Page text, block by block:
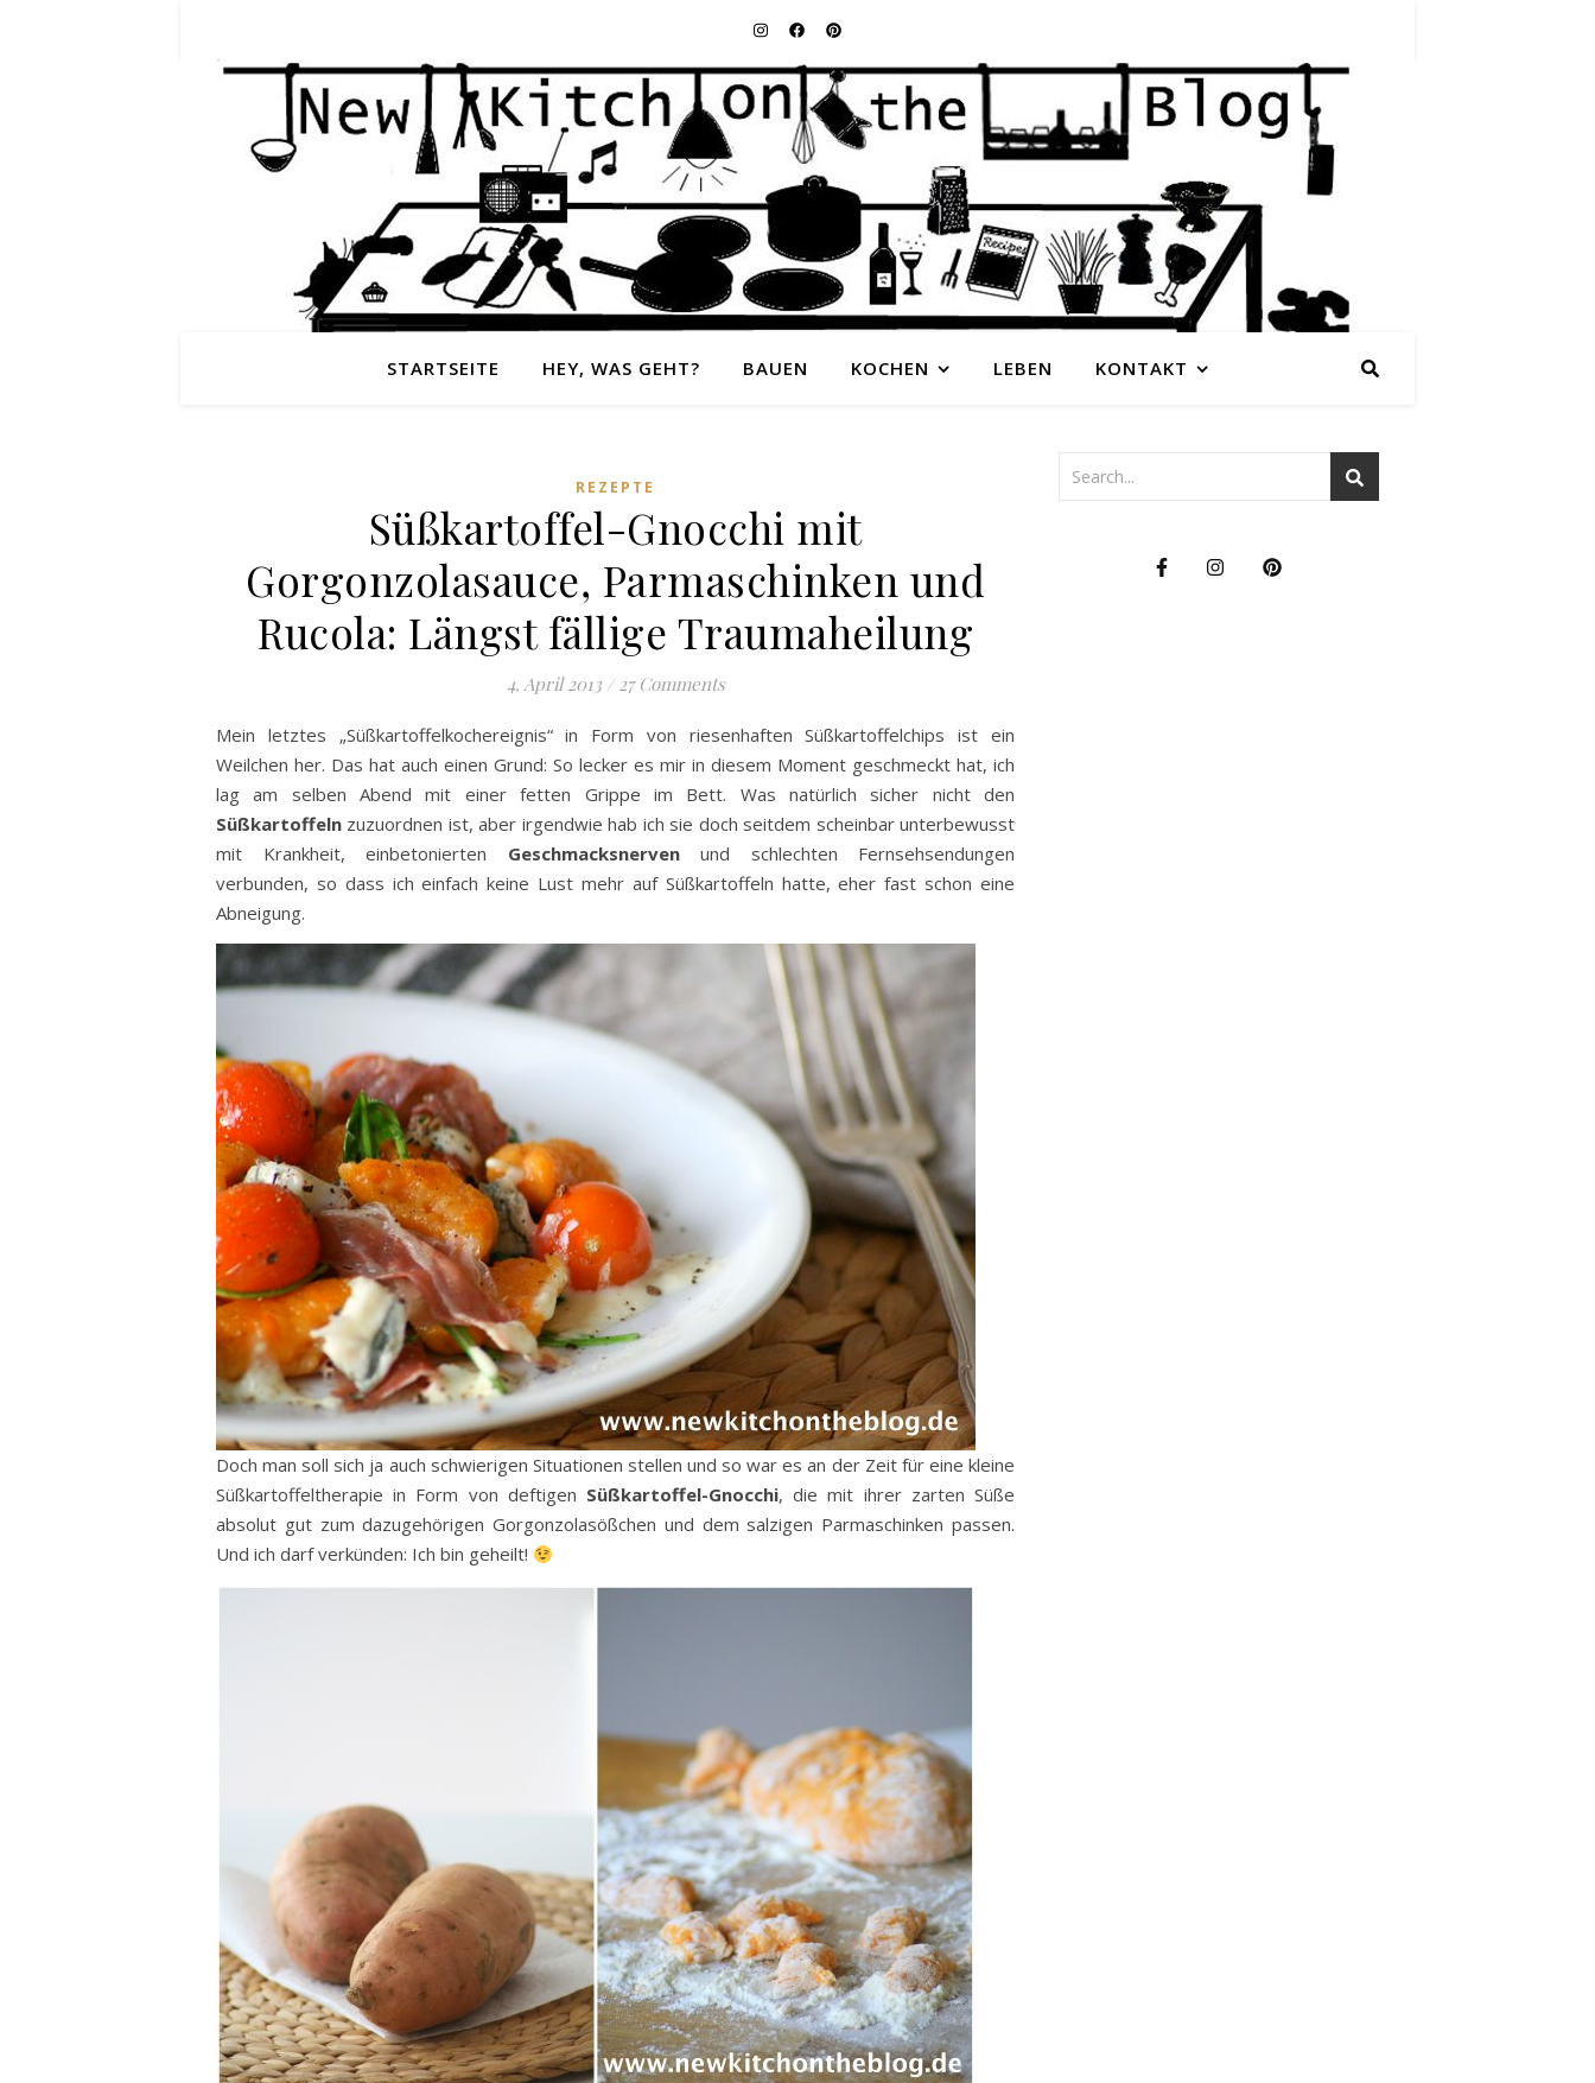
STARTSEITE HEY, WAS GEHT? BAUEN KOCHEN LEBEN KONTAKT
REZEPTE
Süßkartoffel-Gnocchi mit
Gorgonzolasauce, Parmaschinken und
Rucola: Längst fällige Traumaheilung
4. April 2013 / 27 Comments
Mein letztes „Süßkartoffelkochereignis“ in Form von riesenhaften Süßkartoffelchips ist ein
Weilchen her. Das hat auch einen Grund: So lecker es mir in diesem Moment geschmeckt hat, ich
lag am selben Abend mit einer fetten Grippe im Bett. Was natürlich sicher nicht den
Süßkartoffeln zuzuordnen ist, aber irgendwie hab ich sie doch seitdem scheinbar unterbewusst
mit Krankheit, einbetonierten Geschmacksnervenund schlechten Fernsehsendungen
verbunden, so dass ich einfach keine Lust mehr auf Süßkartoffeln hatte, eher fast schon eine
Abneigung.
Doch man soll sich ja auch schwierigen Situationen stellen und so war es an der Zeit für eine kleine
Süßkartoffeltherapie in Form von deftigen Süßkartoffel-Gnocchi, die mit ihrer zarten Süße
absolut gut zum dazugehörigen Gorgonzolasößchen und dem salzigen Parmaschinken passen.
Und ich darf verkünden: Ich bin geheilt!